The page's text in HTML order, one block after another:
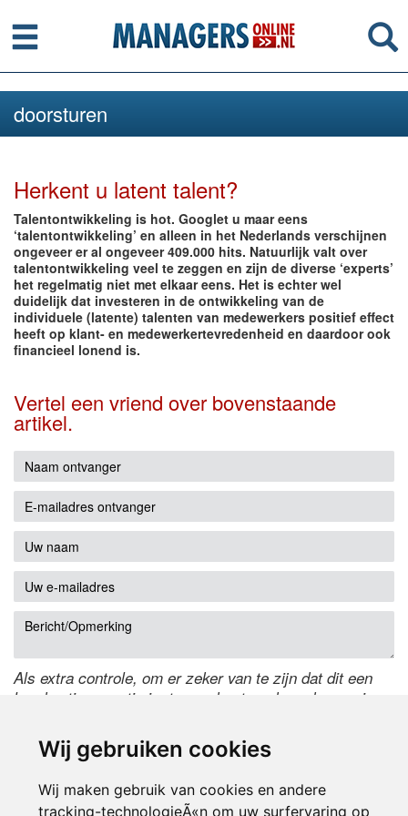
Wij gebruiken cookies
Wij maken gebruik van cookies en andere
tracking-technologieÃ«n om uw surfervaring op
Menu
doorsturen
Herkent u latent talent?
Talentontwikkeling is hot. Googlet u maar eens
‘talentontwikkeling’ en alleen in het Nederlands verschijnen
ongeveer er al ongeveer 409.000 hits. Natuurlijk valt over
talentontwikkeling veel te zeggen en zijn de diverse ‘experts’
het regelmatig niet met elkaar eens. Het is echter wel
duidelijk dat investeren in de ontwikkeling van de
individuele (latente) talenten van medewerkers positief effect
heeft op klant- en medewerkertevredenheid en daardoor ook
financieel lonend is.
Vertel een vriend over bovenstaande
artikel.
Als extra controle, om er zeker van te zijn dat dit een
handmatige reactie is, typ onderstaande code over in
de code te wijzigen.